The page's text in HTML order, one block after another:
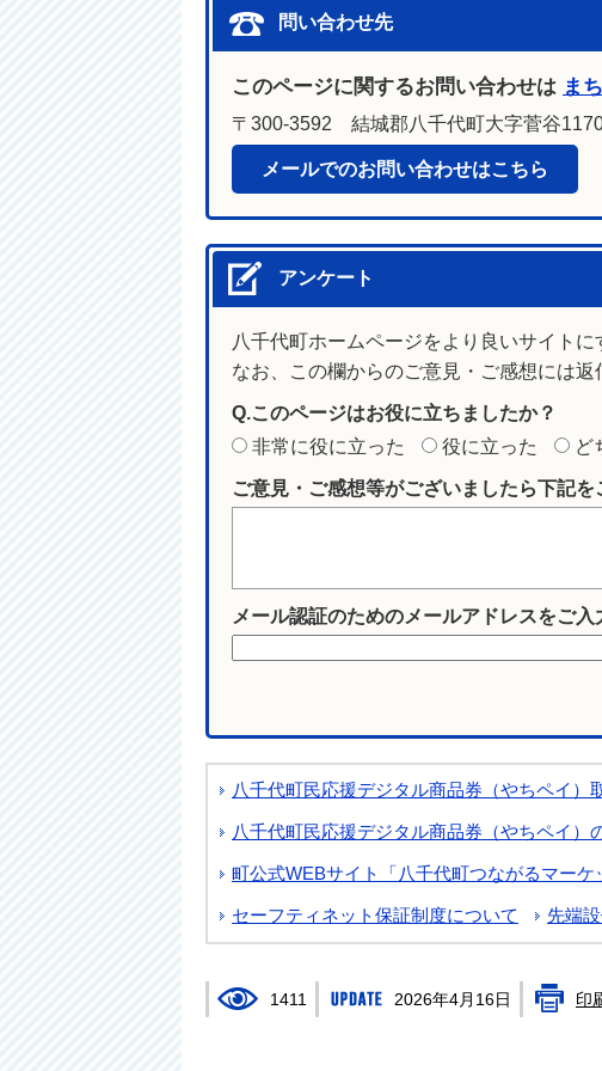
問い合わせ先
このページに関するお問い合わせは ま
〒300-3592 結城郡八千代町大字菅谷
メールでのお問い合わせはこちら
アンケート
八千代町ホームページをより良いサイト
なお、この欄からのご意見・ご感想には返
Q.このページはお役に立ちましたか？
非常に役に立った
役に立った ど
ご意見・ご感想等がございましたら下記を
メール認証のためのメールアドレスをご入
八千代町民応援デジタル商品券（やちペイ
八千代町民応援デジタル商品券（やちペイ）
町公式WEBサイト「八千代町つながるマー
セーフティネット保証制度について 先端
1411 2026年4月16日 印